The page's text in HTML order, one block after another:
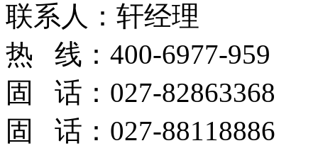
联系人：轩经理
热 线：400-6977-959
固 话：027-82863368
固 话：027-88118886